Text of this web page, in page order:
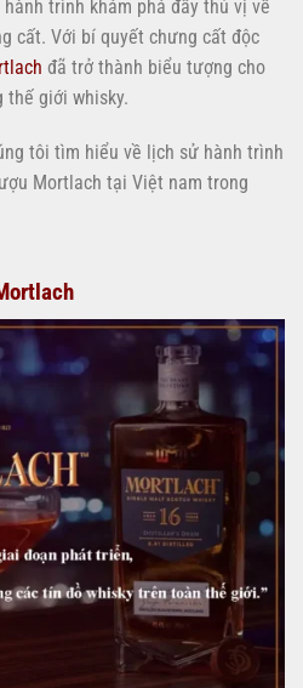
trình khám phá đầy thú vị về
cất. Với bí quyết chưng cất độc
đã trở thành biểu tượng cho
thế giới whisky.
tôi tìm hiểu về lịch sử hành trình
Mortlach tại Việt nam trong